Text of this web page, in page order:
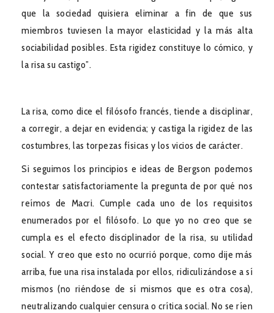
que la sociedad quisiera eliminar a fin de que sus
miembros tuviesen la mayor elasticidad y la más alta
sociabilidad posibles. Esta rigidez constituye lo cómico, y
la risa su castigo”.
La risa, como dice el filósofo francés, tiende a disciplinar,
a corregir, a dejar en evidencia; y castiga la rigidez de las
costumbres, las torpezas físicas y los vicios de carácter.
Si seguimos los principios e ideas de Bergson podemos
contestar satisfactoriamente la pregunta de por qué nos
reímos de Macri. Cumple cada uno de los requisitos
enumerados por el filósofo. Lo que yo no creo que se
cumpla es el efecto disciplinador de la risa, su utilidad
social. Y creo que esto no ocurrió porque, como dije más
arriba, fue una risa instalada por ellos, ridiculizándose a sí
mismos (no riéndose de sí mismos que es otra cosa),
neutralizando cualquier censura o crítica social. No se ríen